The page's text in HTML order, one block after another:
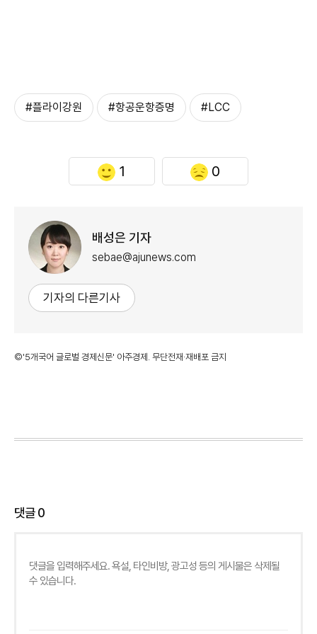
#플라이강원 #항공운항증명 #LCC
1 0
배성은 기자
sebae@ajunews.com
기자의 다른기사
©'5개국어 글로벌 경제신문' 아주경제. 무단전재·재배포 금지
댓글0